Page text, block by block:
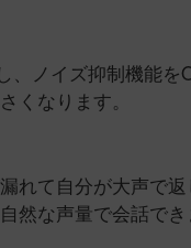
、ノイズ抑制機能
くなります。
れて自分が大声で
然な声量で会話でき